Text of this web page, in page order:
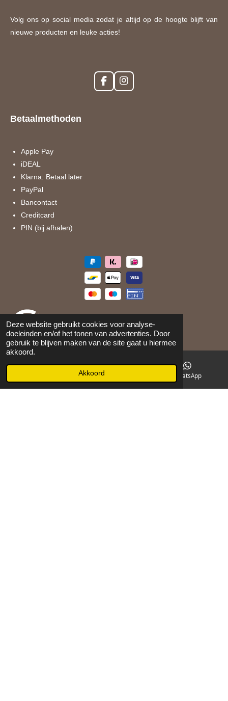
Deze website gebruikt cookies voor analyse-
doeleinden en/of het tonen van advertenties. Door
gebruik te blijven maken van de site gaat u hiermee
akkoord.
Akkoord
Volg ons op social media zodat je altijd op de hoogte blijft van
nieuwe producten en leuke acties!
F
a
I
n
Betaalmethoden
Apple Pay
iDEAL
Klarna: Betaal later
PayPal
Bancontact
Creditcard
PIN (bij afhalen)
©2026Maison 105
Facebook WhatsApp